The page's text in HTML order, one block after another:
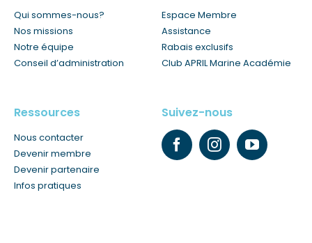
Qui sommes-nous?
Nos missions
Notre équipe
Conseil d’administration
Espace Membre
Assistance
Rabais exclusifs
Club APRIL Marine Académie
Ressources
Nous contacter
Devenir membre
Devenir partenaire
Infos pratiques
Suivez-nous